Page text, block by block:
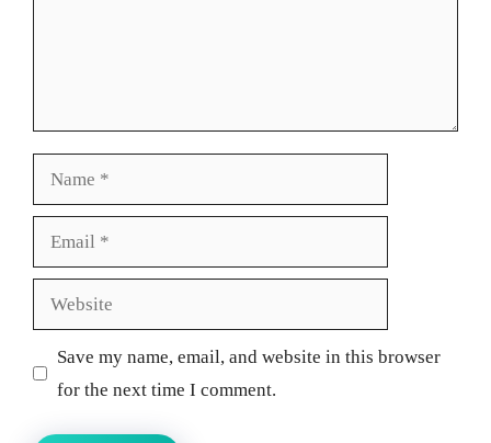
Website
Save my name, email, and website in this browser
for the next time I comment.